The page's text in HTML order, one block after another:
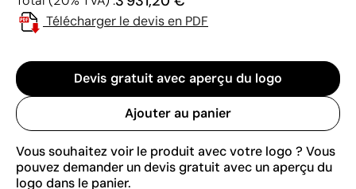
Télécharger le devis en PDF
Devis gratuit avec aperçu du logo
Ajouter au panier
Vous souhaitez voir le produit avec votre logo ? Vous
pouvez demander un devis gratuit avec un aperçu du
logo dans le panier.